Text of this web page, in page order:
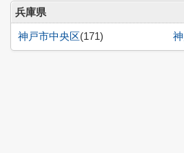
兵庫県
神戸市中央区(171)